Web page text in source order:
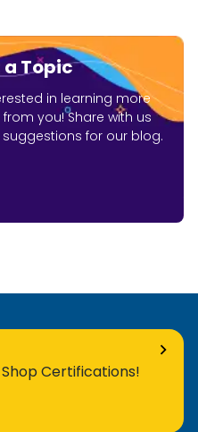
Topic
in learning more
you! Share with us
for our blog.
Shop Certifications!